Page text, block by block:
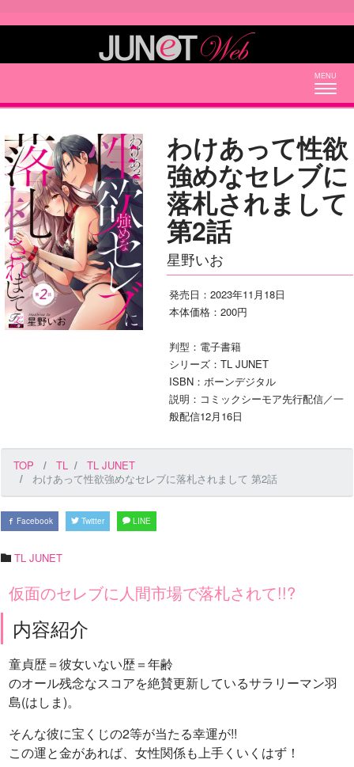
わけあって性欲
強めなセレブに
落札されまして
第2話
星野いお
発売日：2023年11月18日
本体価格：200円
判型：電子書籍
シリーズ：TL JUNET
ISBN：ボーンデジタル
説明：コミックシーモア先行配信／一
般配信12月16日
TOP TL
TL JUNET
わけあって性欲強めなセレブに落札されまして 第2話
Facebook Twitter LINE
TL JUNET
仮面のセレブに人間市場で落札されて!!?
内容紹介
童貞歴＝彼女いない歴＝年齢
のオール残念なスコアを絶賛更新しているサラリーマン羽
島(はしま)。
そんな彼に宝くじの2等が当たる幸運が!!
この運と金があれば、女性関係も上手くいくはず！